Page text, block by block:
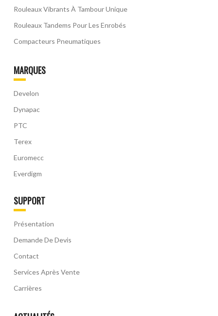
Rouleaux Vibrants À Tambour Unique
Rouleaux Tandems Pour Les Enrobés
Compacteurs Pneumatiques
MARQUES
Develon
Dynapac
PTC
Terex
Euromecc
Everdigm
SUPPORT
Présentation
Demande De Devis
Contact
Services Après Vente
Carrières